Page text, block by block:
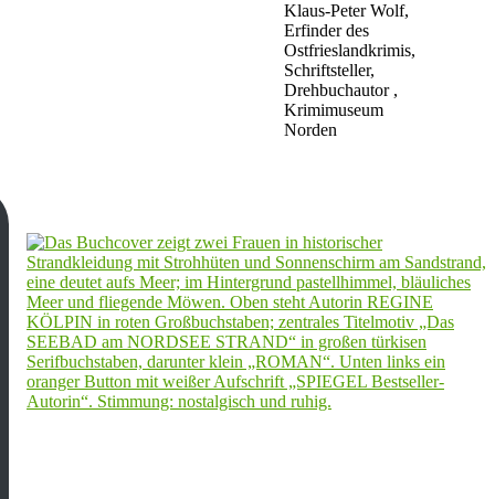
Klaus-Peter Wolf,
Erfinder des
Ostfrieslandkrimis,
Schriftsteller,
Drehbuchautor ,
Krimimuseum
Norden